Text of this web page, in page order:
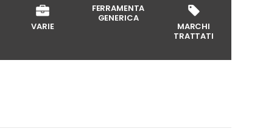
VARIE
FERRAMENTA
GENERICA
MARCHI
TRATTATI